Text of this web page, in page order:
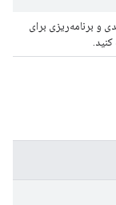
و برنامه‌ریزی برای